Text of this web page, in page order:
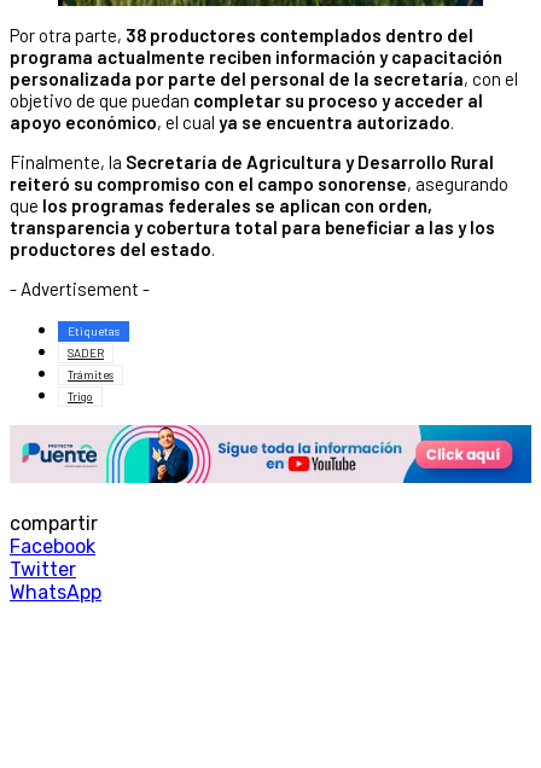
Por otra parte, 38 productores contemplados dentro del
programa actualmente reciben información y capacitación
personalizada por parte del personal de la secretaría, con el
objetivo de que puedan completar su proceso y acceder al
apoyo económico, el cual ya se encuentra autorizado.
Finalmente, la Secretaría de Agricultura y Desarrollo Rural
reiteró su compromiso con el campo sonorense, asegurando
que los programas federales se aplican con orden,
transparencia y cobertura total para beneficiar a las y los
productores del estado.
- Advertisement -
Etiquetas
SADER
Trámites
Trigo
compartir
Facebook
Twitter
WhatsApp